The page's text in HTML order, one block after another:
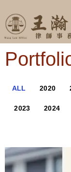
ALL 2020
2023 2024